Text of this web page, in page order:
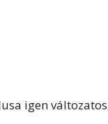
igen